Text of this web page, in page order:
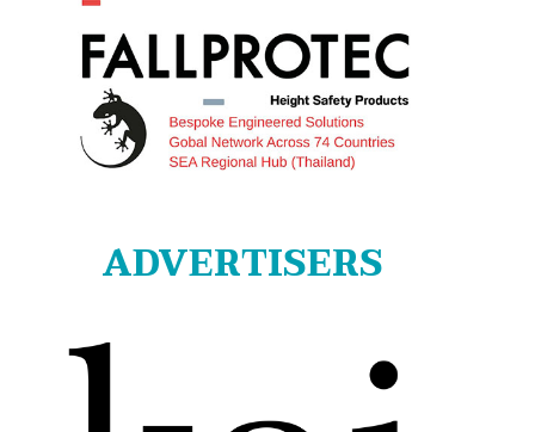
ADVERTISERS